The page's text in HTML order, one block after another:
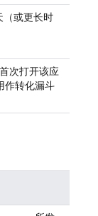
（或更长时
次打开该应
作转化漏斗